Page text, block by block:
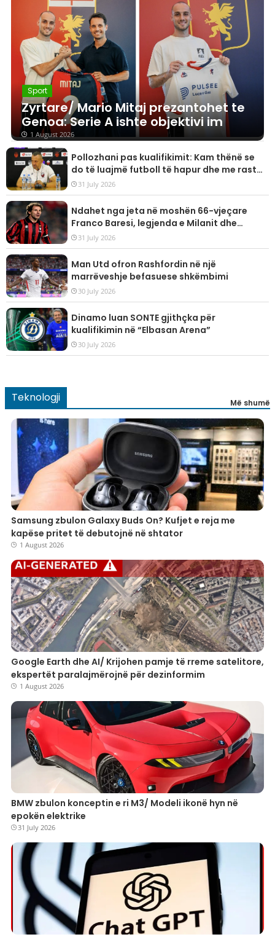
Sport
Zyrtare/ Mario Mitaj prezantohet te
Genoa: Serie A ishte objektivi im
1 August 2026
Pollozhani pas kualifikimit: Kam thënë se
do të luajmë futboll të hapur dhe me raste,
goli do të vijë herët a vonë!
31 July 2026
Ndahet nga jeta në moshën 66-vjeçare
Franco Baresi, legjenda e Milanit dhe
kombëtares së Italisë
31 July 2026
Man Utd ofron Rashfordin në një
marrëveshje befasuese shkëmbimi
30 July 2026
Dinamo luan SONTE gjithçka për
kualifikimin në “Elbasan Arena”
30 July 2026
Teknologji Më shumë
Samsung zbulon Galaxy Buds On? Kufjet e reja me
kapëse pritet të debutojnë në shtator
1 August 2026
Google Earth dhe AI/ Krijohen pamje të rreme satelitore,
ekspertët paralajmërojnë për dezinformim
1 August 2026
BMW zbulon konceptin e ri M3/ Modeli ikonë hyn në
epokën elektrike
31 July 2026